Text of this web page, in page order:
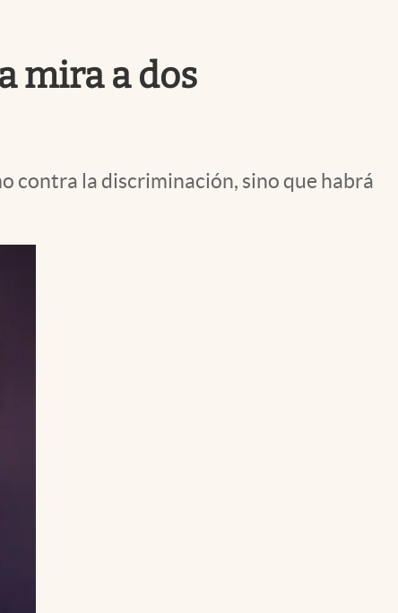
mira a dos
contra la discriminación, sino que habrá